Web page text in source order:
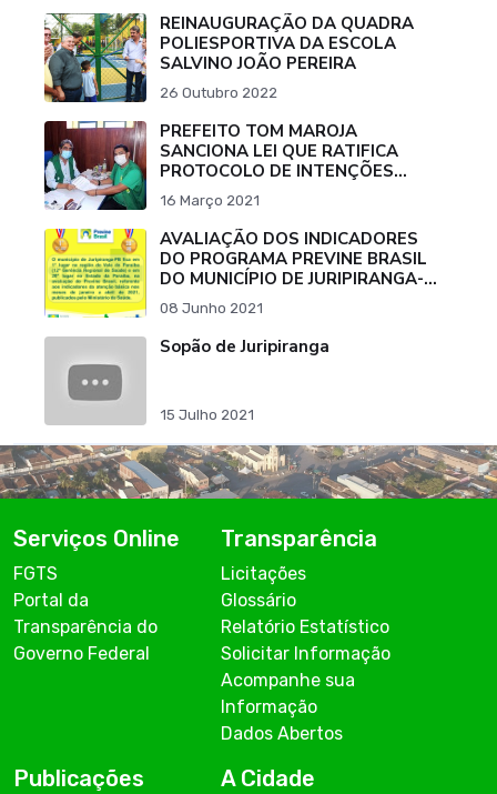
REINAUGURAÇÃO DA QUADRA
POLIESPORTIVA DA ESCOLA
SALVINO JOÃO PEREIRA
26 Outubro 2022
PREFEITO TOM MAROJA
SANCIONA LEI QUE RATIFICA
PROTOCOLO DE INTENÇÕES
PARA COMPRA DE VACINA
CONTRA O COVID-19.
16 Março 2021
AVALIAÇÃO DOS INDICADORES
DO PROGRAMA PREVINE BRASIL
DO MUNICÍPIO DE JURIPIRANGA-
PB
08 Junho 2021
Sopão de Juripiranga
15 Julho 2021
Serviços Online
FGTS
Portal da
Transparência do
Governo Federal
Transparência
Licitações
Glossário
Relatório Estatístico
Solicitar Informação
Acompanhe sua
Informação
Dados Abertos
Publicações A Cidade